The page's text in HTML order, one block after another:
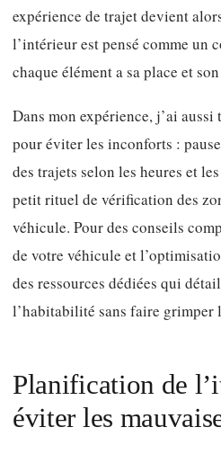
expérience de trajet devient
l’intérieur est pensé comme un
chaque élément a sa place et
Dans mon expérience, j’ai aussi
pour éviter les inconforts :
des trajets selon les heures et
petit rituel de vérification des
véhicule. Pour des conseils
de votre véhicule et
des ressources dédiées qui
l’habitabilité sans faire grimper
Planification de
éviter les